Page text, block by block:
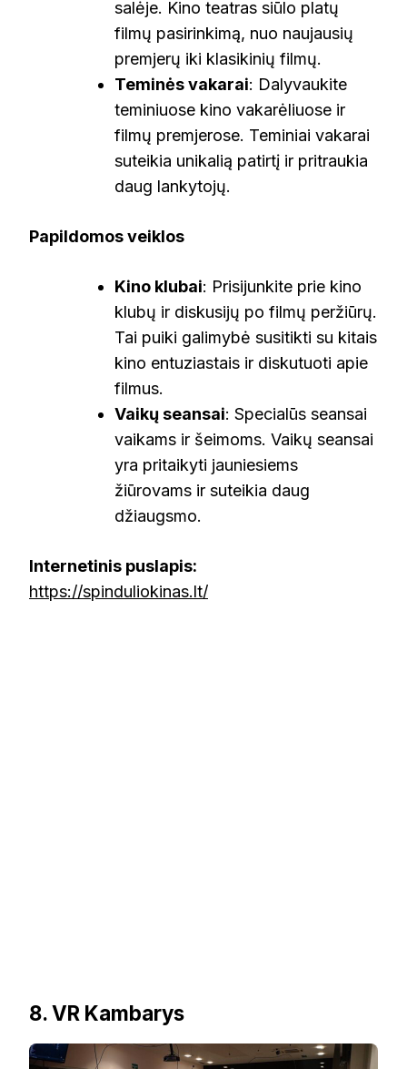
salėje. Kino teatras siūlo platų
filmų pasirinkimą, nuo naujausių
premjerų iki klasikinių filmų.
Teminės vakarai: Dalyvaukite
teminiuose kino vakarėliuose ir
filmų premjerose. Teminiai vakarai
suteikia unikalią patirtį ir pritraukia
daug lankytojų.
Papildomos veiklos
Kino klubai: Prisijunkite prie kino
klubų ir diskusijų po filmų peržiūrų.
Tai puiki galimybė susitikti su kitais
kino entuziastais ir diskutuoti apie
filmus.
Vaikų seansai: Specialūs seansai
vaikams ir šeimoms. Vaikų seansai
yra pritaikyti jauniesiems
žiūrovams ir suteikia daug
džiaugsmo.
Internetinis puslapis:
https://spinduliokinas.lt/
8. VR Kambarys